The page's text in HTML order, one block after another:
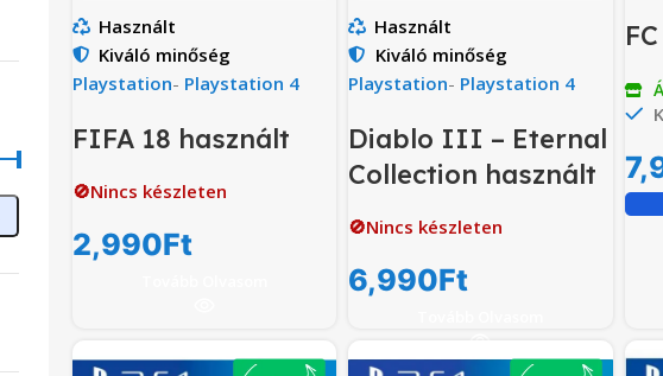
Használt
Kiváló minőség
Playstation- Playstation 4
FIFA 18 használt
🚫Nincs készleten
2,990Ft
Használt
Kiváló minőség
Playstation- Playstation 4
Diablo III – Eternal
Collection használt
🚫Nincs készleten
6,990Ft